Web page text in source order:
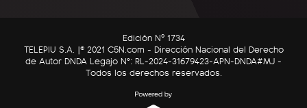
C5N Autos
RatingCero
Edición Nº 1734
TELEPIU S.A. |© 2021 C5N.com - Dirección Nacional del Derecho
de Autor DNDA Legajo N°: RL-2024-31679423-APN-DNDA#MJ -
Todos los derechos reservados.